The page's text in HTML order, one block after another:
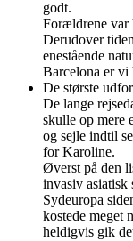
godt.
Forældrene var
Derudover
enestående
Barcelona er
De største
De lange
skulle op mere
og sejle indtil
for Karoline.
Øverst på den
invasiv asiatisk
Sydeuropa
kostede meget
heldigvis gik